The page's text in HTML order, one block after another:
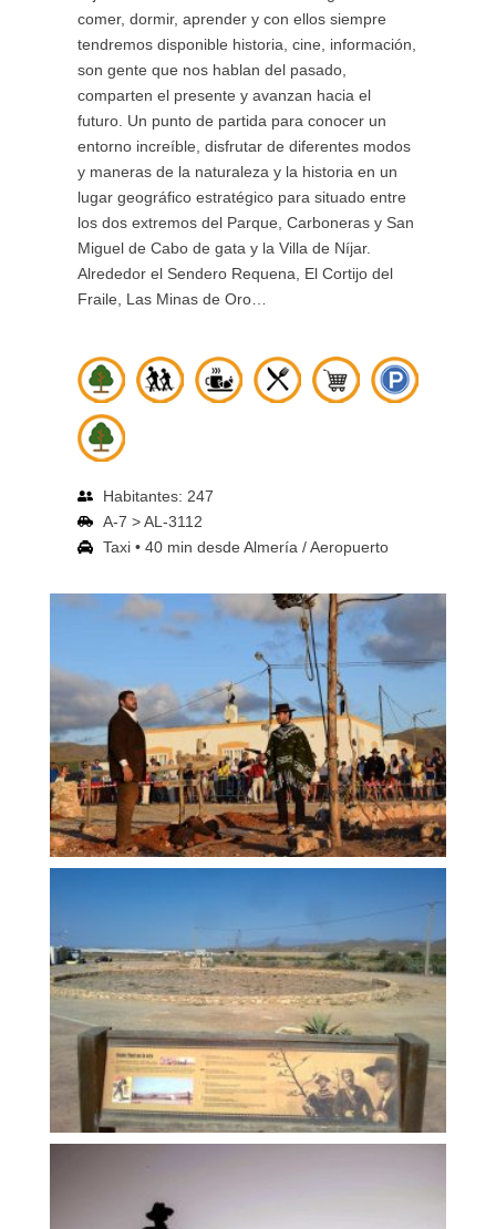
comer, dormir, aprender y con ellos siempre
tendremos disponible historia, cine, información,
son gente que nos hablan del pasado,
comparten el presente y avanzan hacia el
futuro. Un punto de partida para conocer un
entorno increíble, disfrutar de diferentes modos
y maneras de la naturaleza y la historia en un
lugar geográfico estratégico para situado entre
los dos extremos del Parque, Carboneras y San
Miguel de Cabo de gata y la Villa de Níjar.
Alrededor el Sendero Requena, El Cortijo del
Fraile, Las Minas de Oro…
Habitantes: 247
A-7 > AL-3112
Taxi • 40 min desde Almería / Aeropuerto